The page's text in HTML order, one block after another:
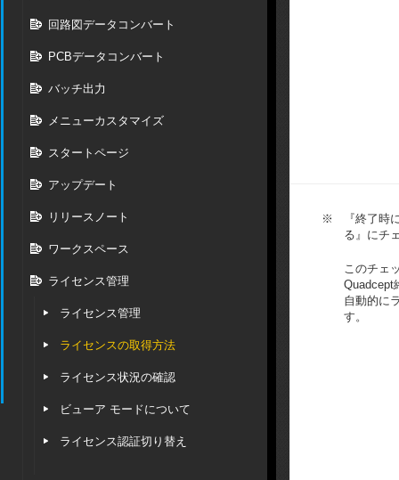
回路図データコンバート
PCBデータコンバート
バッチ出力
メニューカスタマイズ
スタートページ
アップデート
リリースノート
ワークスペース
ライセンス管理
ライセンス管理
ライセンスの取得方法
ライセンス状況の確認
ビューア モードについて
ライセンス認証切り替え
※
『終了時
る』にチ
このチェ
Quadcept
自動的に
す。